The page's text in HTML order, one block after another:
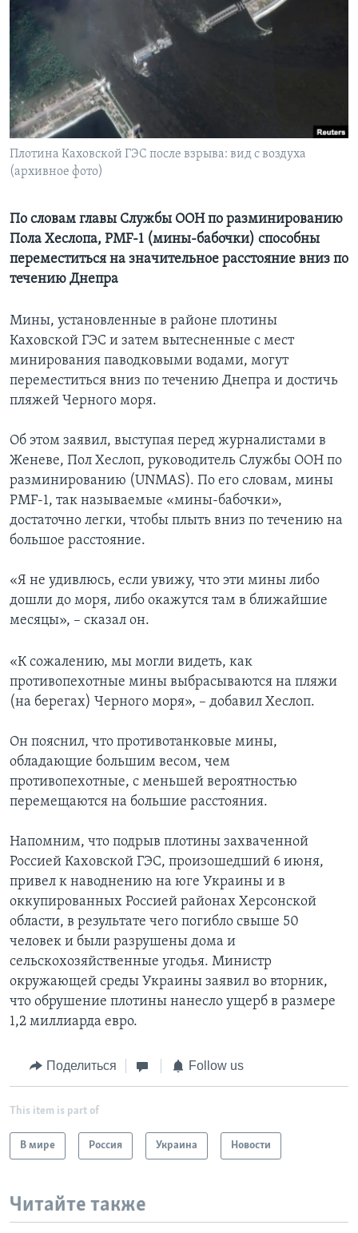
Learning English
СОЦИАЛЬНЫЕ СЕТИ
Языки
Плотина Каховской ГЭС после взрыва: вид с воздуха
(архивное фото)
По словам главы Службы ООН по разминированию
Пола Хеслопа, PMF-1 (мины-бабочки) способны
переместиться на значительное расстояние вниз по
течению Днепра
Мины, установленные в районе плотины
Каховской ГЭС и затем вытесненные с мест
минирования паводковыми водами, могут
переместиться вниз по течению Днепра и достичь
пляжей Черного моря.
Об этом заявил, выступая перед журналистами в
Женеве, Пол Хеслоп, руководитель Службы ООН по
разминированию (UNMAS). По его словам, мины
PMF-1, так называемые «мины-бабочки»,
достаточно легки, чтобы плыть вниз по течению на
большое расстояние.
«Я не удивлюсь, если увижу, что эти мины либо
дошли до моря, либо окажутся там в ближайшие
месяцы», – сказал он.
«К сожалению, мы могли видеть, как
противопехотные мины выбрасываются на пляжи
(на берегах) Черного моря», – добавил Хеслоп.
Он пояснил, что противотанковые мины,
обладающие большим весом, чем
противопехотные, с меньшей вероятностью
перемещаются на большие расстояния.
Напомним, что подрыв плотины захваченной
Россией Каховской ГЭС, произошедший 6 июня,
привел к наводнению на юге Украины и в
оккупированных Россией районах Херсонской
области, в результате чего погибло свыше 50
человек и были разрушены дома и
сельскохозяйственные угодья. Министр
окружающей среды Украины заявил во вторник,
что обрушение плотины нанесло ущерб в размере
1,2 миллиарда евро.
Поделиться Follow us
This item is part of
В мире Россия Украина Новости
Читайте также